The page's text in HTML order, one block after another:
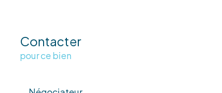
Contacter
pour ce bien